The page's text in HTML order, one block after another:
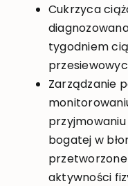
Cukrzyca
tygodniem
Zarządzanie
bogatej w
aktywności